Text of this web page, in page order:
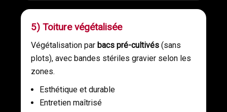
5) Toiture végétalisée
Végétalisation par bacs pré-cultivés(sans
plots), avec bandes stériles gravier selon les
zones.
Esthétique et durable
Entretien maîtrisé